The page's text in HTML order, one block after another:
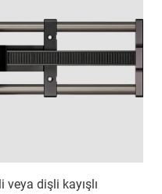
dişli kayışlı